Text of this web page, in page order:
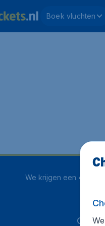
Boek vluchten
We krijgen een 4 uit 5